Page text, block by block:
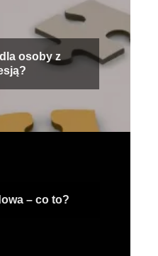
osoby z
– co to?